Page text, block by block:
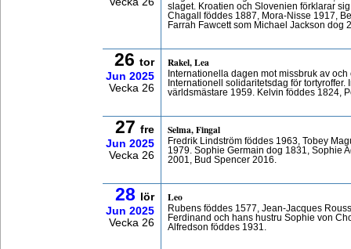
slaget. Kroatien och Slovenien förklarar
Chagall föddes 1887, Mora-Nisse 1917,
Farrah Fawcett som Michael Jackson dog
26 tor
Jun 2025
Vecka 26
Rakel, Lea
Internationella dagen mot missbruk av
Internationell solidaritetsdag för tortyroffer.
världsmästare 1959. Kelvin föddes 1824,
27 fre
Jun 2025
Vecka 26
Selma, Fingal
Fredrik Lindström föddes 1963, Tobey
1979. Sophie Germain dog 1831, Sophie
2001, Bud Spencer 2016.
28
lör
Jun 2025
Vecka 26
Leo
Rubens föddes 1577, Jean-Jacques
Ferdinand och hans hustru Sophie von
Alfredson föddes 1931.